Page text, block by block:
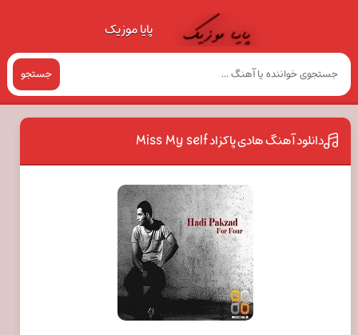
پایا موزیک
جستجو
دانلود آهنگ هادی پاکزاد Miss My self